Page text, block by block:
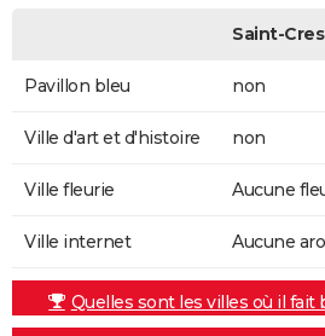
Saint-
Pavillon bleu non
Ville d'art et d'histoire non
Ville fleurie Aucune
Ville internet Aucune
Quelles sont les villes où il fait